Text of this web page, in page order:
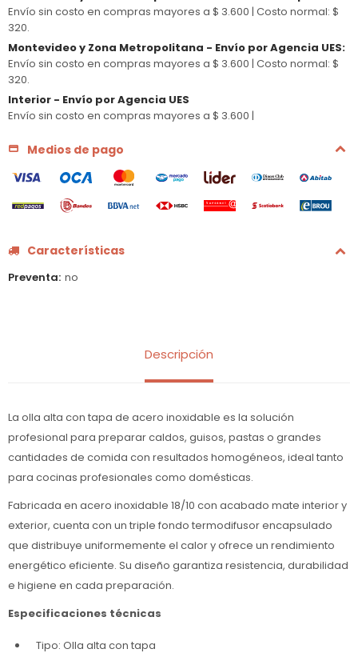
Envío sin costo en compras mayores a $ 3.600 | Costo normal: $
320.
Montevideo y Zona Metropolitana - Envío por Agencia UES:
Envío sin costo en compras mayores a $ 3.600 | Costo normal: $
320.
Interior - Envío por Agencia UES
Envío sin costo en compras mayores a $ 3.600 |
Medios de pago
Características
Preventa no
Descripción
La olla alta con tapa de acero inoxidable es la solución
profesional para preparar caldos, guisos, pastas o grandes
cantidades de comida con resultados homogéneos, ideal tanto
para cocinas profesionales como domésticas.
Fabricada en acero inoxidable 18/10 con acabado mate interior y
exterior, cuenta con un triple fondo termodifusor encapsulado
que distribuye uniformemente el calor y ofrece un rendimiento
energético eficiente. Su diseño garantiza resistencia, durabilidad
e higiene en cada preparación.
Especificaciones técnicas
Tipo: Olla alta con tapa